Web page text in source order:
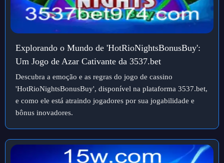
Explorando o Mundo de 'HotRioNightsBonusBuy':
Um Jogo de Azar Cativante da 3537.bet
Descubra a emoção e as regras do jogo de cassino
'HotRioNightsBonusBuy', disponível na plataforma 3537.bet,
e como ele está atraindo jogadores por sua jogabilidade e
bônus inovadores.